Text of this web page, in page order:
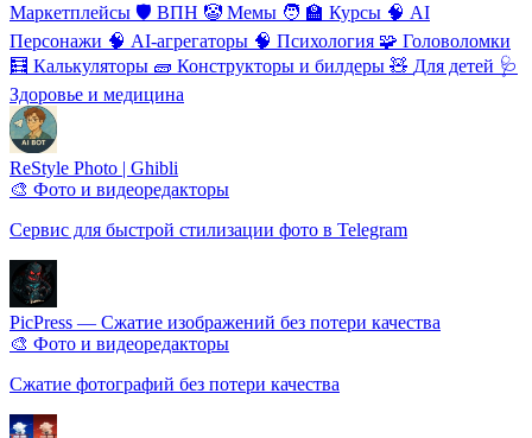
Маркетплейсы 🛡 ️ВПН 🤡 Мемы 🧑 ‍🏫 Курсы 🧠 AI
Персонажи 🧠 AI-агрегаторы 🧠 Психология 🧩 Головоломки
🧮 Калькуляторы 🧱 Конструкторы и билдеры 🧸 Для детей 🩺
Здоровье и медицина
ReStyle Photo | Ghibli
🎨 Фото и видеоредакторы
Сервис для быстрой стилизации фото в Telegram
PicPress — Cжатие изображений без потери качества
🎨 Фото и видеоредакторы
Сжатие фотографий без потери качества